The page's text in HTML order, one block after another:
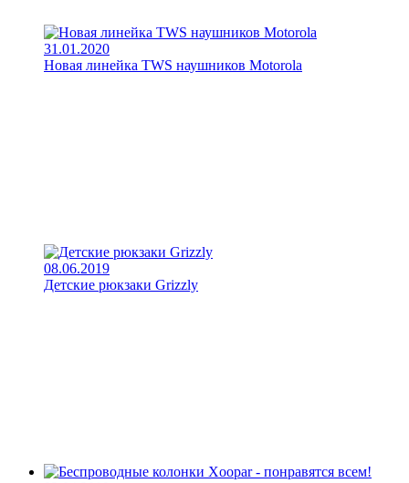
31.01.2020
Новая линейка TWS наушников Motorola
08.06.2019
Детские рюкзаки Grizzly